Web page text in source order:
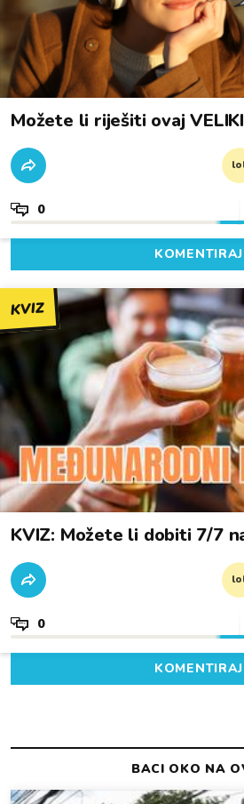
Možete li riješiti ovaj
0
KOMENTIRAJ
KVIZ
KVIZ: Možete li dobiti 7/7
0
KOMENTIRAJ